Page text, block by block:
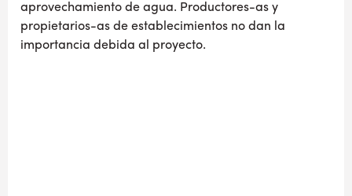
aprovechamiento de agua. Productores-as y
propietarios-as de establecimientos no dan la
importancia debida al proyecto.